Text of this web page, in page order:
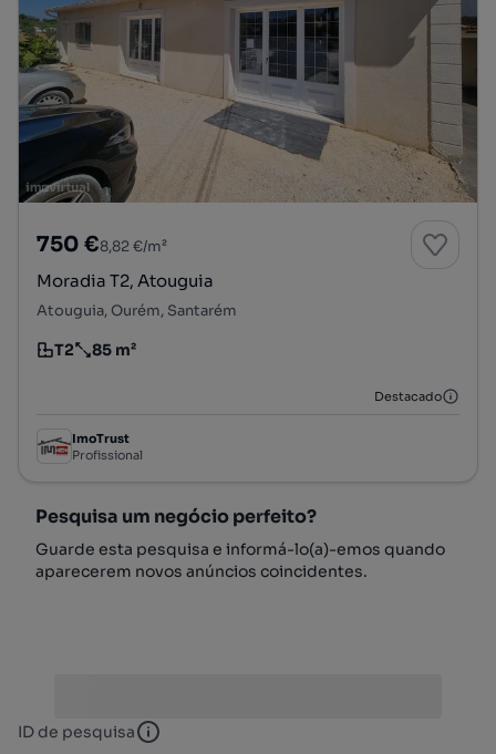
750 €8,82 €/m²
Moradia T2, Atouguia
Atouguia, Ourém, Santarém
Tipologia
T2
Preço por metro quadrado
85 m²
Destacado
ImoTrust
Profissional
Pesquisa um negócio perfeito?
Guarde esta pesquisa e informá-lo(a)-emos quando
aparecerem novos anúncios coincidentes.
ID de pesquisa ID de pesquisa